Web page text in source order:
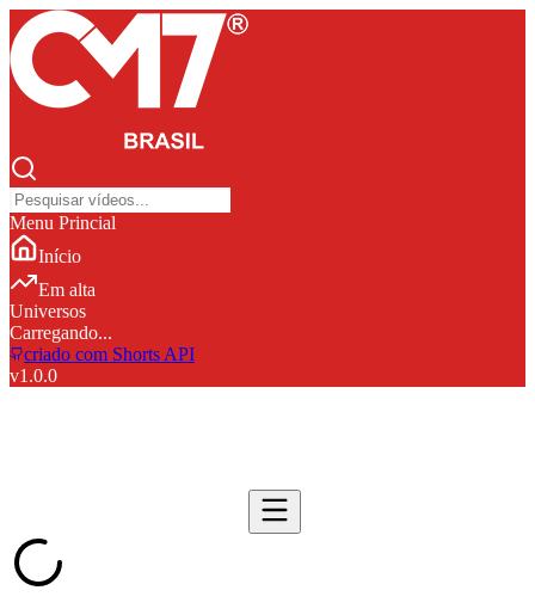
Menu Princial
Início
Em alta
Universos
Carregando...
criado com Shorts API
v1.0.0